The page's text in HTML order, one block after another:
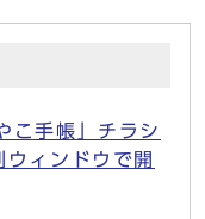
こ手帳」チラシ
ィンドウで開